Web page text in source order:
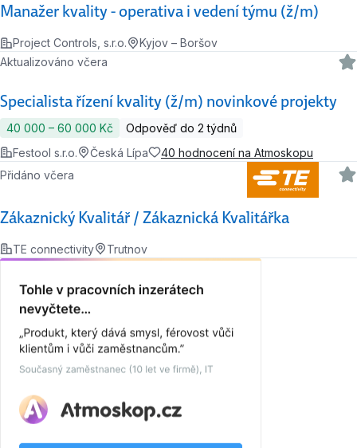
Manažer kvality - operativa i vedení týmu (ž/m)
Project Controls, s.r.o. Kyjov – Boršov
Specialista řízení kvality (ž/m) novinkové projekty
Aktualizováno včera
40 000 ‍–‍ 60 000 Kč
Odpověď do 2 týdnů
Festool s.r.o.
Česká Lípa 40 hodnocení na Atmoskopu
Zákaznický Kvalitář / Zákaznická Kvalitářka
Přidáno včera
TE connectivity Trutnov